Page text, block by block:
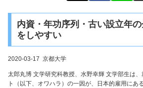
内資・年功序列・古い設立年
をしやすい
2020-03-17 京都大学
太郎丸博 文学研究科教授、水野幸輝 文学部生は
ト（以下、オワハラ）の一因が、日本的雇用にあ